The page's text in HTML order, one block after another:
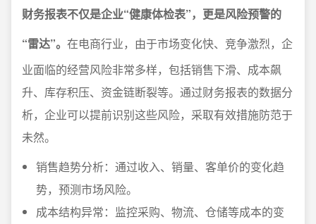
财务报表不仅是企业“健康体检表”，更是风险预警的
“雷达”。 在电商行业，由于市场变化快、竞争激烈，企
业面临的经营风险非常多样，包括销售下滑、成本飙
升、库存积压、资金链断裂等。通过财务报表的数据分
析，企业可以提前识别这些风险，采取有效措施防范于
未然。
销售趋势分析：通过收入、销量、客单价的变化趋
势，预测市场风险。
成本结构异常：监控采购、物流、仓储等成本的变